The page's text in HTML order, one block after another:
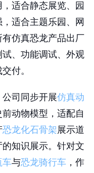
适合静态展览、园
适合主题乐园、网
仿真恐龙产品出厂
、功能调试、外观
付。
司同步开展仿真动
动物模型，适配自
恐龙化石骨架展示道
知识展示。针对文
车与恐龙骑行车 ，作